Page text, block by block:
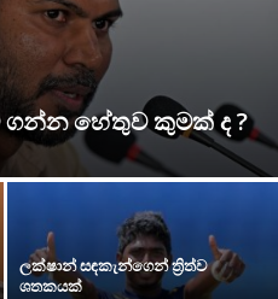
ගන්න හේතුව කුමක් ද ?
ලක්ෂාන් සඳකැන්ගෙන් ත්‍රිත්ව
ශතකයක්